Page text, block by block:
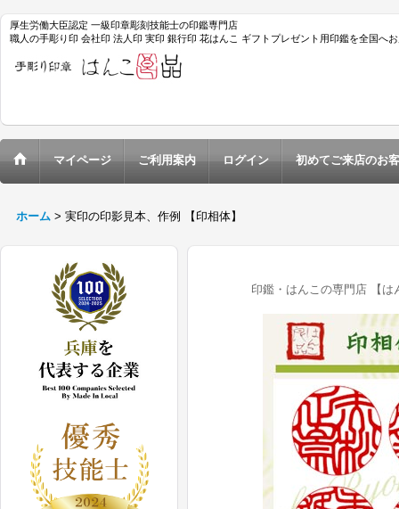
厚生労働大臣認定 一級印章彫刻技能士の印鑑専門店
職人の手彫り印 会社印 法人印 実印 銀行印 花はんこ ギフトプレゼント用印鑑を全国へ
マイページ ご利用案内 ログイン 初めてご来店のお
ホーム > 実印の印影見本、作例 【印相体】
印鑑・はんこの専門店 【